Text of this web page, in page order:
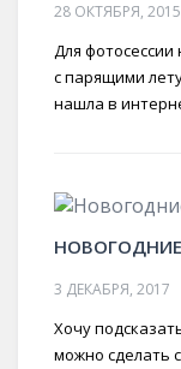
28 ОКТЯБРЯ, 2015
Для
с парящими
нашла в
3 ДЕКАБРЯ, 2017
Хочу
можно сделать